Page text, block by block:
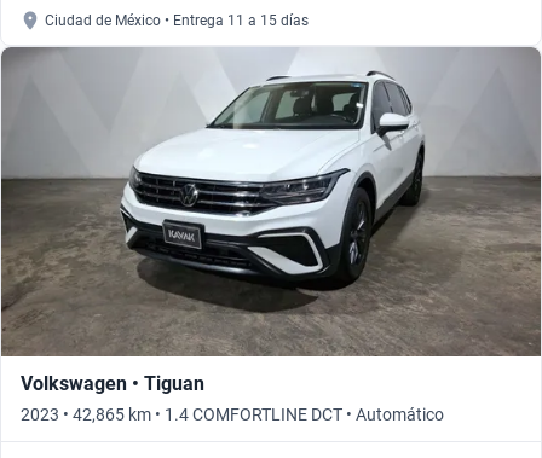
Ciudad de México • Entrega 11 a 15 días
Volkswagen • Tiguan
2023 • 42,865 km • 1.4 COMFORTLINE DCT • Automático